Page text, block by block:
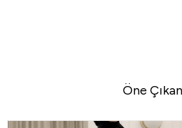
Öne